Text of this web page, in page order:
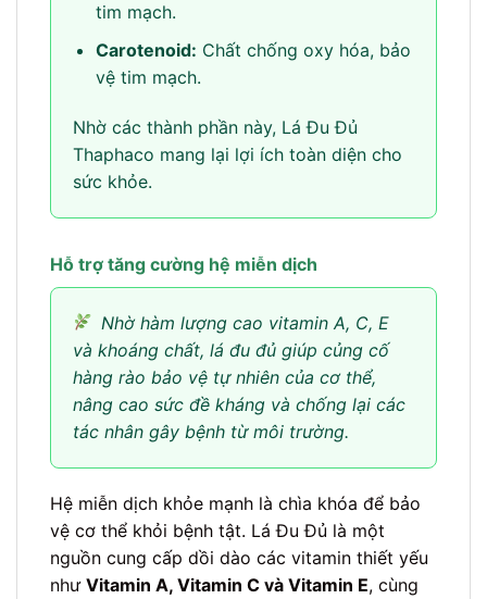
tim mạch.
Carotenoid: Chất chống oxy hóa, bảo
vệ tim mạch.
Nhờ các thành phần này, Lá Đu Đủ
Thaphaco mang lại lợi ích toàn diện cho
sức khỏe.
Hỗ trợ tăng cường hệ miễn dịch
Nhờ hàm lượng cao vitamin A, C, E
và khoáng chất, lá đu đủ giúp củng cố
hàng rào bảo vệ tự nhiên của cơ thể,
nâng cao sức đề kháng và chống lại các
tác nhân gây bệnh từ môi trường.
Hệ miễn dịch khỏe mạnh là chìa khóa để bảo
vệ cơ thể khỏi bệnh tật. Lá Đu Đủ là một
nguồn cung cấp dồi dào các vitamin thiết yếu
như Vitamin A, Vitamin C và Vitamin E, cùng